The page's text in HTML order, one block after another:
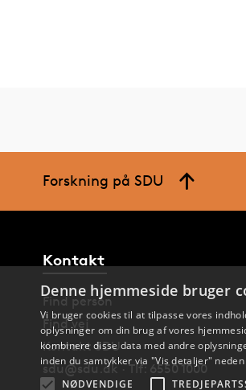
Forskning på SDU
Kontakt
Find person
Find vej
Kontakt SDU
sdu@sdu.dk · Tlf: 6550 1000
Denne hjemmeside bruger
Vi bruger cookies til at tilpasse vores
oplysninger om din brug af vores
kombinere disse data med andre
inden du samtykker via "Vis detaljer"
NØDVENDIGE